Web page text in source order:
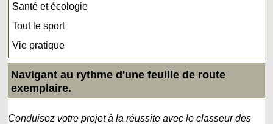
Santé et écologie
Tout le sport
Vie pratique
Navigant au rythme d'une feuille de route
exemplaire.
Conduisez votre projet à la réussite avec le classeur des